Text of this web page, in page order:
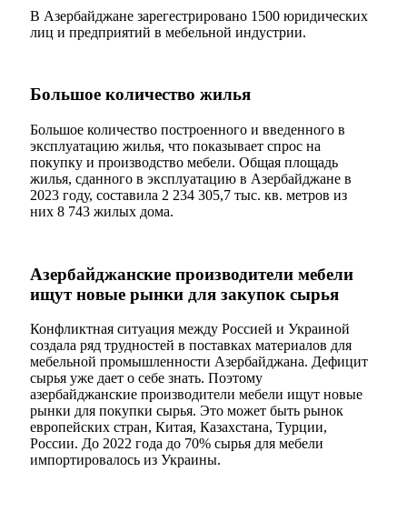
В Азербайджане зарегестрировано 1500 юридических
лиц и предприятий в мебельной индустрии.
Большое количество жилья
Большое количество построенного и введенного в
эксплуатацию жилья, что показывает спрос на
покупку и производство мебели. Общая площадь
жилья, сданного в эксплуатацию в Азербайджане в
2023 году, составила 2 234 305,7 тыс. кв. метров из
них 8 743 жилых дома.
Азербайджанские производители мебели
ищут новые рынки для закупок сырья
Конфликтная ситуация между Россией и Украиной
создала ряд трудностей в поставках материалов для
мебельной промышленности Азербайджана. Дефицит
сырья уже дает о себе знать. Поэтому
азербайджанские производители мебели ищут новые
рынки для покупки сырья. Это может быть рынок
европейских стран, Китая, Казахстана, Турции,
России. До 2022 года до 70% сырья для мебели
импортировалось из Украины.